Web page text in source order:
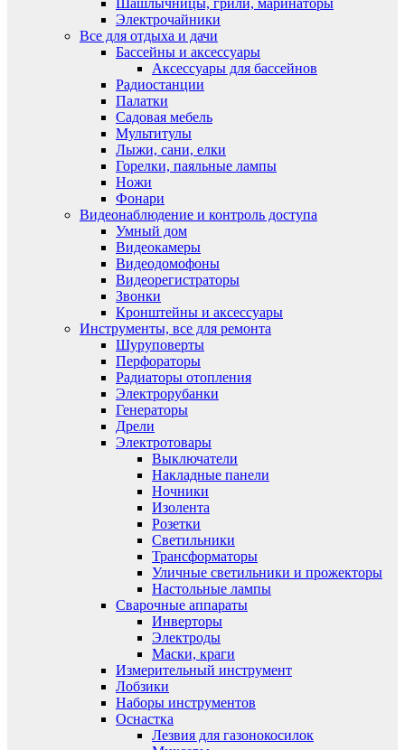
Шашлычницы, грили, маринаторы
Электрочайники
Все для отдыха и дачи
Бассейны и аксессуары
Аксессуары для бассейнов
Радиостанции
Палатки
Садовая мебель
Мультитулы
Лыжи, сани, елки
Горелки, паяльные лампы
Ножи
Фонари
Видеонаблюдение и контроль доступа
Умный дом
Видеокамеры
Видеодомофоны
Видеорегистраторы
Звонки
Кронштейны и аксессуары
Инструменты, все для ремонта
Шуруповерты
Перфораторы
Радиаторы отопления
Электрорубанки
Генераторы
Дрели
Электротовары
Выключатели
Накладные панели
Ночники
Изолента
Розетки
Светильники
Трансформаторы
Уличные светильники и прожекторы
Настольные лампы
Сварочные аппараты
Инверторы
Электроды
Маски, краги
Измерительный инструмент
Лобзики
Наборы инструментов
Оснастка
Лезвия для газонокосилок